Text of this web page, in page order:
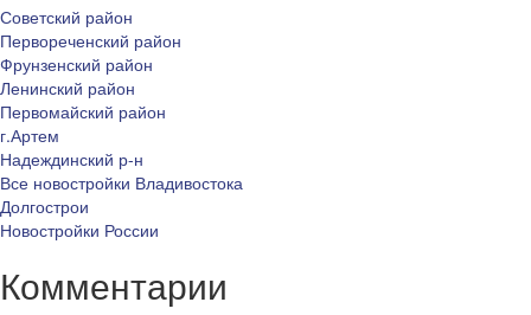
Советский район
Первореченский район
Фрунзенский район
Ленинский район
Первомайский район
г.Артем
Надеждинский р-н
Все новостройки Владивостока
Долгострои
Новостройки России
Комментарии